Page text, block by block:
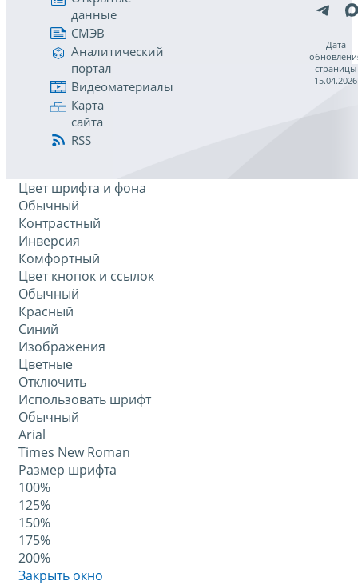
данные
СМЭВ
Аналитический
портал
Видеоматериалы
Карта
сайта
RSS
Дата
страницы
15.04.2026
Цвет шрифта и фона
Обычный
Контрастный
Инверсия
Комфортный
Цвет кнопок и ссылок
Обычный
Красный
Синий
Изображения
Цветные
Отключить
Использовать шрифт
Обычный
Arial
Times New Roman
Размер шрифта
100%
125%
150%
175%
200%
Закрыть окно